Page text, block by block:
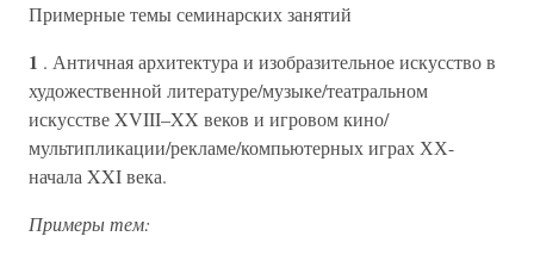
Примерные темы семинарских занятий
1 . Античная архитектура и изобразительное искусство в
художественной литературе/музыке/театральном
искусстве XVIII–XX веков и игровом кино/
мультипликации/рекламе/компьютерных играх ХХ-
начала XXI века.
Примеры тем: